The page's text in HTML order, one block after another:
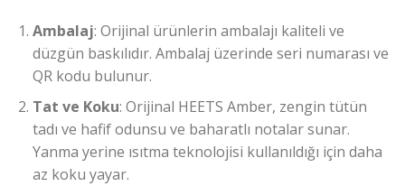
Ambalaj: Orijinal ürünlerin ambalajı kaliteli ve
düzgün baskılıdır. Ambalaj üzerinde seri numarası ve
QR kodu bulunur.
Tat ve Koku: Orijinal HEETS Amber, zengin tütün
tadı ve hafif odunsu ve baharatlı notalar sunar.
Yanma yerine ısıtma teknolojisi kullanıldığı için daha
az koku yayar.